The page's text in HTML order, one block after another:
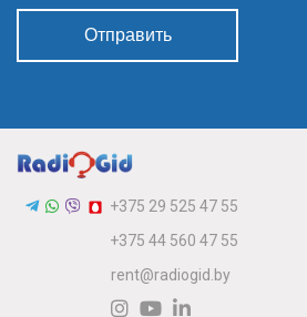
Отправить
+375 29 525 47 55
+375 44 560 47 55
rent@radiogid.by